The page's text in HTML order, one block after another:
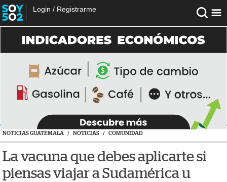
Login / Registrarme
NOTICIAS GUATEMALA / NOTICIAS / COMUNIDAD
La vacuna que debes aplicarte si
piensas viajar a Sudamérica u